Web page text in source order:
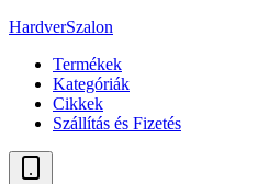
HardverSzalon
Termékek
Kategóriák
Cikkek
Szállítás és Fizetés